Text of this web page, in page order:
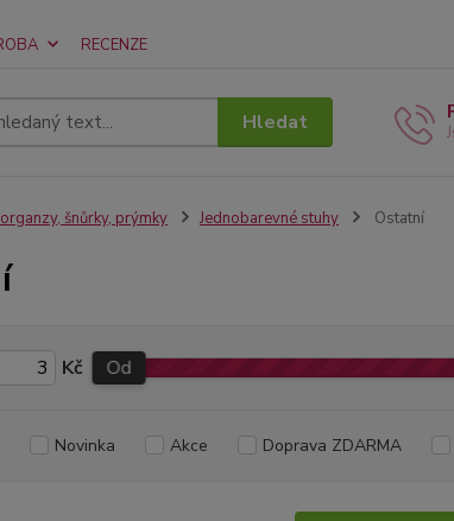
RECENZE
Hledat
šnůrky, prýmky Jednobarevné stuhy Ostatní
Kč Od
Novinka Akce Doprava ZDARMA